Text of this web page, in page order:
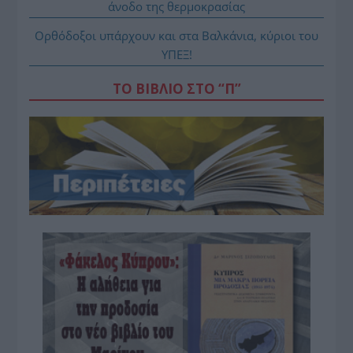
άνοδο της θερμοκρασίας
Ορθόδοξοι υπάρχουν και στα Βαλκάνια, κύριοι του
ΥΠΕΞ!
ΤΟ ΒΙΒΛΙΟ ΣΤΟ “Π”